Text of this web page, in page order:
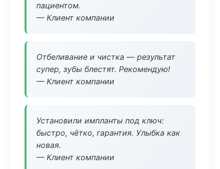
пациентом.
— Клиент компании
Отбеливание и чистка — результат
супер, зубы блестят. Рекомендую!
— Клиент компании
Установили импланты под ключ:
быстро, чётко, гарантия. Улыбка как
новая.
— Клиент компании